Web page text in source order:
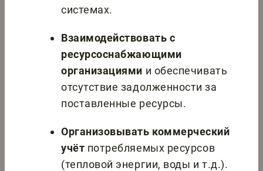
системах.
Взаимодействовать с
ресурсоснабжающими
организациями и обеспечивать
отсутствие задолженности за
поставленные ресурсы.
Организовывать коммерческий
учёт потребляемых ресурсов
(тепловой энергии, воды и т.д.).